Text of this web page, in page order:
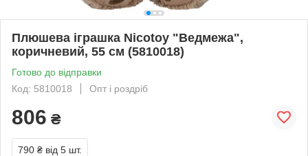
Плюшева iграшка Niсоtоу "Ведмежа",
коричневий, 55 см (5810018)
Готово до відправки
Код: 5810018
Опт і роздріб
806 ₴
790 ₴ від 5 шт.